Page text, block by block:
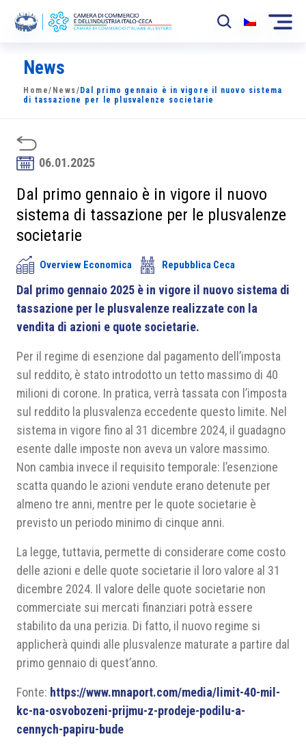
La Camera
News
Sviluppo Mercato
Soci
Partner
Area riservata
News
Home/ News/ Dal primo gennaio è in vigore il nuovo sistema
di tassazione per le plusvalenze societarie
06.01.2025
Dal primo gennaio è in vigore il nuovo
sistema di tassazione per le plusvalenze
societarie
Overview Economica Repubblica Ceca
Dal primo gennaio 2025 è in vigore il nuovo sistema di
tassazione per le plusvalenze realizzate con la
vendita di azioni e quote societarie.
Per il regime di esenzione dal pagamento dell’imposta
sul reddito, è stato introdotto un tetto massimo di 40
milioni di corone. In pratica, verrà tassata con l’imposta
sul reddito la plusvalenza eccedente questo limite. Nel
sistema in vigore fino al 31 dicembre 2024, il guadagno
esente dalle imposte non aveva un valore massimo.
Non cambia invece il requisito temporale: l’esenzione
scatta quando le azioni vendute erano detenute per
almeno tre anni, mentre per le quote societarie è
previsto un periodo minimo di cinque anni.
La legge, tuttavia, permette di considerare come costo
delle azioni e delle quote societarie il loro valore al 31
dicembre 2024. Il valore delle quote societarie non
commerciate sui mercati finanziari potrà essere
stabilito da una perizia. Di fatto, il nuovo regime si
applicherà quindi alle plusvalenze maturate a partire dal
primo gennaio di quest’anno.
Fonte: https://www.mnaport.com/media/limit-40-mil-
kc-na-osvobozeni-prijmu-z-prodeje-podilu-a-
cennych-papiru-bude